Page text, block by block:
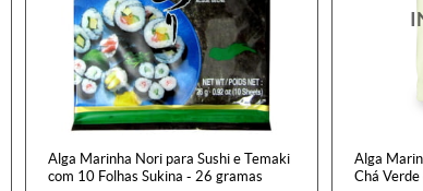
Alga Marinha Nori para Sushi e Temaki
com 10 Folhas Sukina - 26 gramas
Alga
Chá